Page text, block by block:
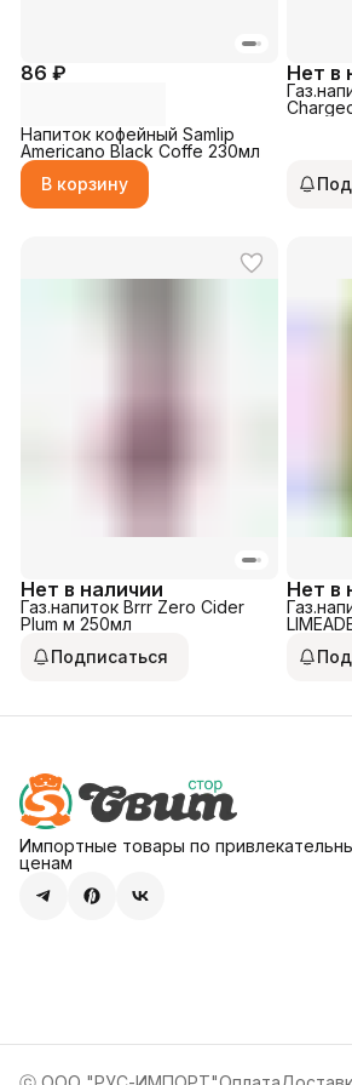
86 ₽
Напиток кофейный Samlip
Americano Black Coffe 230мл
В корзину
Нет в
Нет в наличии
Газ.напиток Brrr Zero Cider
Plum м 250мл
Подписаться
Нет в
Импортные товары по
ценам